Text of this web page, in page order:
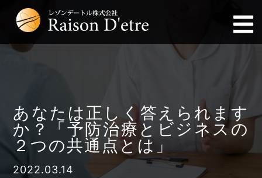
あなたは正しく答えられます
か？「予防治療とビジネスの
２つの共通点とは」
2022.03.14